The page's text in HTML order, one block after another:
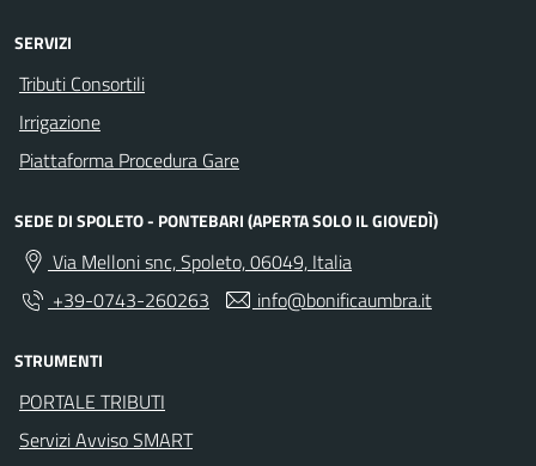
SERVIZI
Tributi Consortili
Irrigazione
Piattaforma Procedura Gare
SEDE DI SPOLETO - PONTEBARI (APERTA SOLO IL GIOVEDÌ)
Via Melloni snc, Spoleto, 06049, Italia
+39-0743-260263
info@bonificaumbra.it
STRUMENTI
PORTALE TRIBUTI
Servizi Avviso SMART